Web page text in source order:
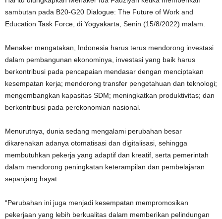
sambutan pada B20-G20 Dialogue: The Future of Work and
Education Task Force, di Yogyakarta, Senin (15/8/2022) malam.
Menaker mengatakan, Indonesia harus terus mendorong investasi
dalam pembangunan ekonominya, investasi yang baik harus
berkontribusi pada pencapaian mendasar dengan menciptakan
kesempatan kerja; mendorong transfer pengetahuan dan teknologi;
mengembangkan kapasitas SDM; meningkatkan produktivitas; dan
berkontribusi pada perekonomian nasional.
Menurutnya, dunia sedang mengalami perubahan besar
dikarenakan adanya otomatisasi dan digitalisasi, sehingga
membutuhkan pekerja yang adaptif dan kreatif, serta pemerintah
dalam mendorong peningkatan keterampilan dan pembelajaran
sepanjang hayat.
“Perubahan ini juga menjadi kesempatan mempromosikan
pekerjaan yang lebih berkualitas dalam memberikan pelindungan